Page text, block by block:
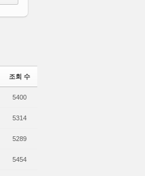
조회 수
5400
5314
5289
5454